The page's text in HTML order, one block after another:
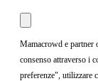
Mamacrowd e partner
consenso attraverso i
preferenze", utilizzare